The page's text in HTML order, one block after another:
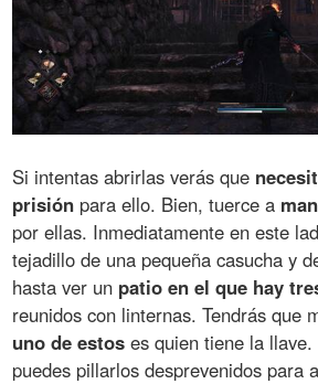
Si intentas abrirlas verás que
prisión para ello. Bien, tuerce a
por ellas. Inmediatamente en este
tejadillo de una pequeña casucha y
hasta ver un patio en el que hay
reunidos con linternas. Tendrás que
uno de estos es quien tiene la
puedes pillarlos desprevenidos para